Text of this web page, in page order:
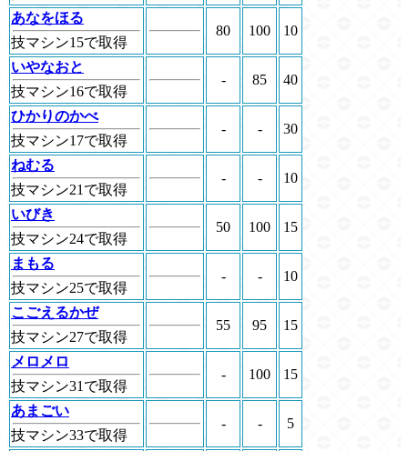
あなをほる
技マシン15で取得
80 100 10
いやなおと
技マシン16で取得
- 85 40
ひかりのかべ
技マシン17で取得
- - 30
ねむる
技マシン21で取得
- - 10
いびき
技マシン24で取得
50 100 15
まもる
技マシン25で取得
- - 10
こごえるかぜ
技マシン27で取得
55 95 15
メロメロ
技マシン31で取得
- 100 15
あまごい
技マシン33で取得
- - 5